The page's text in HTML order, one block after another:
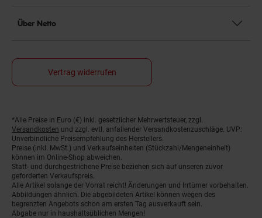
Über Netto
Vertrag widerrufen
Fußnoten
*Alle Preise in Euro (€) inkl. gesetzlicher Mehrwertsteuer, zzgl.
Versandkosten und zzgl. evtl. anfallender Versandkostenzuschläge. UVP:
Unverbindliche Preisempfehlung des Herstellers.
Preise (inkl. MwSt.) und Verkaufseinheiten (Stückzahl/Mengeneinheit)
können im Online-Shop abweichen.
Statt- und durchgestrichene Preise beziehen sich auf unseren zuvor
geforderten Verkaufspreis.
Alle Artikel solange der Vorrat reicht! Änderungen und Irrtümer vorbehalten.
Abbildungen ähnlich. Die abgebildeten Artikel können wegen des
begrenzten Angebots schon am ersten Tag ausverkauft sein.
Abgabe nur in haushaltsüblichen Mengen!